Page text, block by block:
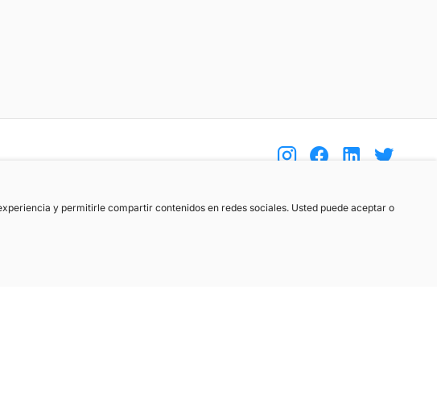
y permitirle compartir contenidos en redes sociales. Usted puede aceptar o